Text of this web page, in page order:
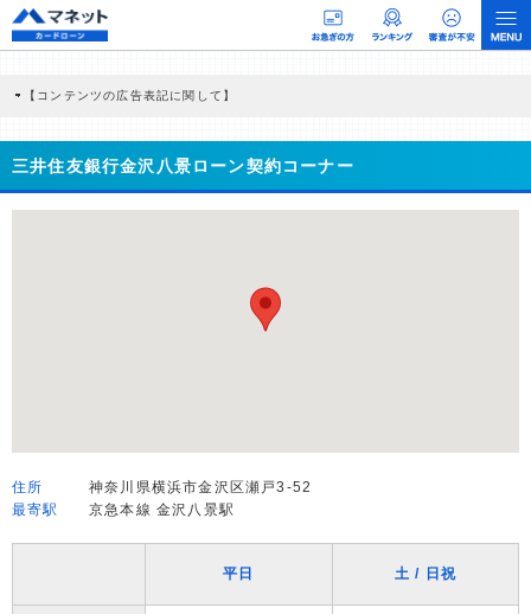
【コンテンツの広告表記に関して】
商品を根拠なくPRするものではなく、当編集部の調査／ユーザーへの口コミ収集な
どに基づき、公平性を担保した情報提供を行っています。
>提携企業一覧
三井住友銀行金沢八景ローン契約コーナー
住所
神奈川県横浜市金沢区瀬戸3-52
最寄駅
京急本線 金沢八景駅
平日 土 / 日祝